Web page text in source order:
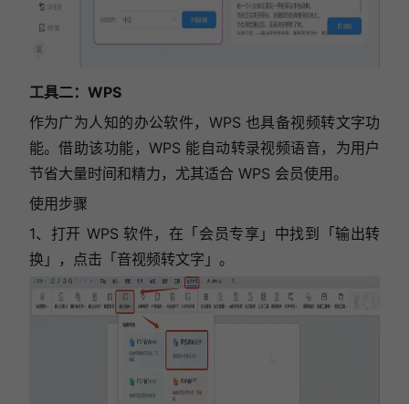
工具二：WPS
作为广为人知的办公软件，WPS 也具备视频转文字功
能。借助该功能，WPS 能自动转录视频语音，为用户
节省大量时间和精力，尤其适合 WPS 会员使用。
使用步骤
1、打开 WPS 软件，在「会员专享」中找到「输出转
换」，点击「音视频转文字」。